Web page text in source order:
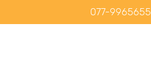
077-9965655